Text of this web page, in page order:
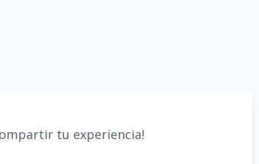
tu experiencia!